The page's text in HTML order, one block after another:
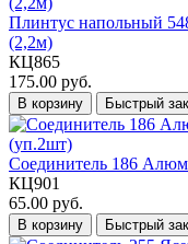
Плинтус напольный
(2,2м)
КЦ865
175.00 руб.
В корзину Быстрый
Соединитель 186
КЦ901
65.00 руб.
В корзину Быстрый